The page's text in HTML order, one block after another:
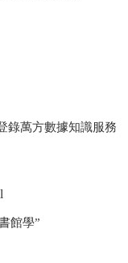
錄萬方數據知識服務
館學”